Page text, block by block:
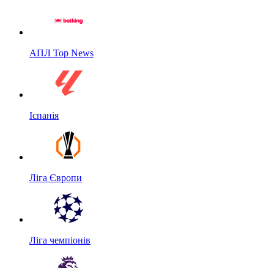
АПЛ Top News
Іспанія
Ліга Європи
Ліга чемпіонів